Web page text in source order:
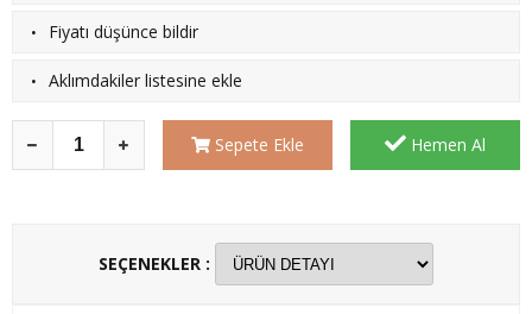
· Fiyatı düşünce bildir
· Aklımdakiler listesine ekle
Sepete Ekle Hemen Al
SEÇENEKLER :